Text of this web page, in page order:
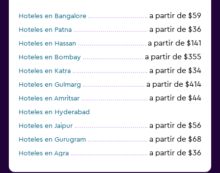
Hoteles en Bangalore a partir de $59
Hoteles en Patna a partir de $36
Hoteles en Hassan a partir de $141
Hoteles en Bombay a partir de $355
Hoteles en Katra a partir de $34
Hoteles en Gulmarg a partir de $414
Hoteles en Amritsar a partir de $44
Hoteles en Hyderabad
Hoteles en Jaipur
a partir de $56
Hoteles en Gurugram a partir de $68
Hoteles en Agra a partir de $36